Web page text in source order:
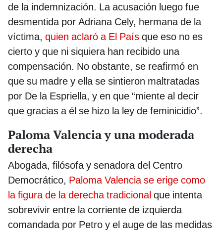
de la indemnización. La acusación luego fue
desmentida por Adriana Cely, hermana de la
víctima, quien aclaró a El País que eso no es
cierto y que ni siquiera han recibido una
compensación. No obstante, se reafirmó en
que su madre y ella se sintieron maltratadas
por De la Espriella, y en que “miente al decir
que gracias a él se hizo la ley de feminicidio”.
Paloma Valencia y una moderada
derecha
Abogada, filósofa y senadora del Centro
Democrático, Paloma Valencia se erige como
la figura de la derecha tradicional que intenta
sobrevivir entre la corriente de izquierda
comandada por Petro y el auge de las medidas